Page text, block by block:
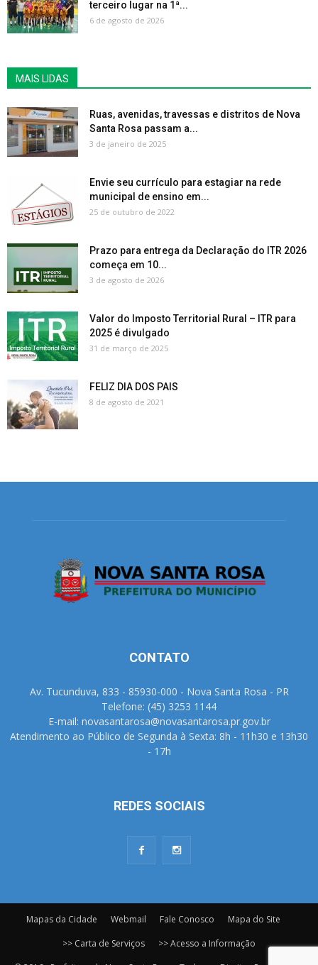
terceiro lugar na 1ª...
6 de agosto de 2026
MAIS LIDAS
Ruas, avenidas, travessas e distritos de Nova
Santa Rosa passam a...
3 de janeiro de 2025
Envie seu currículo para estagiar na rede
municipal de ensino em...
25 de outubro de 2022
Prazo para entrega da Declaração do ITR 2026
começa em 10...
3 de agosto de 2026
Valor do Imposto Territorial Rural – ITR para
2025 é divulgado
31 de março de 2025
FELIZ DIA DOS PAIS
8 de agosto de 2021
CONTATO
Av. Tucunduva, 833 - 85930-000 - Nova Santa Rosa - PR
Telefone: (45) 3253 1144
E-mail: novasantarosa@novasantarosa.pr.gov.br
Atendimento ao Público de Segunda à Sexta: 8h - 11h30 e 13h30
- 17h
REDES SOCIAIS
Mapas da Cidade Webmail Fale Conosco
Mapa do Site
>> Carta de Serviços
>> Acesso a Informação